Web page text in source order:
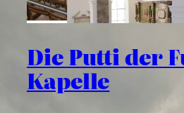
Die Putti der
Kapelle